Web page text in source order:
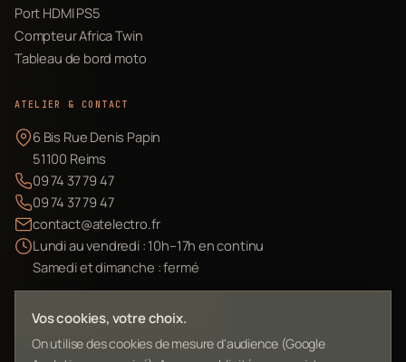
Port HDMI PS5
Compteur Africa Twin
Tableau de bord moto
ATELIER & CONTACT
6 Bis Rue Denis Papin
51100 Reims
09 74 37 79 47
09 74 37 79 47
contact@atelectro.fr
Lundi au vendredi : 10h–17h en continu
Samedi et dimanche : fermé
Envoyer mon matériel
Vos cookies, votre choix.
On utilise des cookies de mesure d'audience (Google